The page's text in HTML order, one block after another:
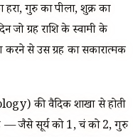
गुरु का पीला, शुक्र का
जो ग्रह राशि के स्वामी के
से उस ग्रह का सकारात्मक
की वैदिक शाखा से होती
जैसे सूर्य को 1, चंद्र को 2, गुरु